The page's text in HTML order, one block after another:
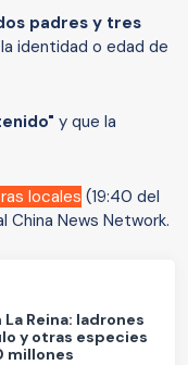
padres y tres
identidad o edad de
y que la
locales (19:40 del
China News Network.
Reina: ladrones
y otras especies
millones